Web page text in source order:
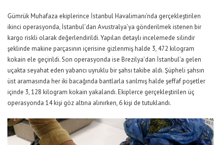
Gümrük Muhafaza ekiplerince İstanbul Havalimanı’nda gerçekleştirilen
ikinci operasyonda, İstanbul’dan Avustralya’ya gönderilmek istenen bir
kargo riskli olarak değerlendirildi. Yapılan detaylı incelemede silindir
şeklinde makine parçasının içerisine gizlenmiş halde 3, 472 kilogram
kokain ele geçirildi. Son operasyonda ise Brezilya’dan İstanbul’a gelen
uçakta seyahat eden yabancı uyruklu bir şahsı takibe aldı. Şüpheli şahsın
üst aramasında her iki bacağında bantlarla sarılmış halde şeffaf poşetler
içinde 3, 128 kilogram kokain yakalandı. Ekiplerce gerçekleştirilen üç
operasyonda 14 kişi göz altına alınırken, 6 kişi de tutuklandı.